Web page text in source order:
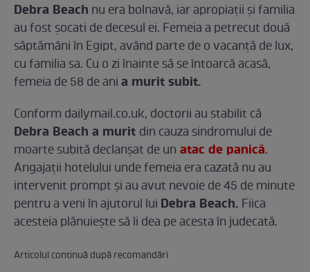
Debra Beach nu era bolnavă, iar apropiaţii şi familia
au fost şocati de decesul ei. Femeia a petrecut două
săptămâni în Egipt, având parte de o vacanţă de lux,
cu familia sa. Cu o zi înainte să se întoarcă acasă,
femeia de 58 de ania murit subit.
Conform dailymail.co.uk, doctorii au stabilit că
Debra Beach a murit din cauza sindromului de
moarte subită declanşat de un atac de panică.
Angajaţii hotelului unde femeia era cazată nu au
intervenit prompt şi au avut nevoie de 45 de minute
pentru a veni în ajutorul lui Debra Beach. Fiica
acesteia plănuieşte să îi dea pe acesta în judecată.
Articolul continuă după recomandări